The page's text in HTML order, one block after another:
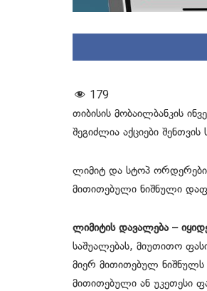
179
თიბისის მობაილბანკის
შეგიძლია აქციები
ლიმიტ და სტოპ
მითითებული ნიშნული
ლიმიტის დავალება–
საშუალებას, მიუთითო
მიერ მითითებულ ნიშნულს
მითითებული ან უკეთესი